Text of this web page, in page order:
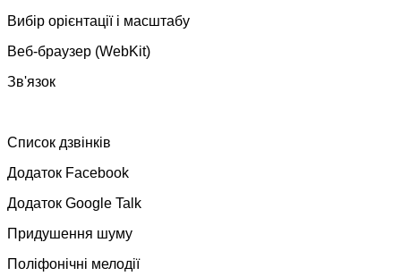
Вибір орієнтації і масштабу
Веб-браузер (WebKit)
Зв'язок
Список дзвінків
Додаток Facebook
Додаток Google Talk
Придушення шуму
Поліфонічні мелодії